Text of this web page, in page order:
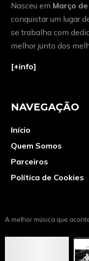
Nasceu em Março
conquistar um lugar
se trabalha com
melhor junto dos
[+info]
NAVEGAÇÃO
Início
Quem Somos
Parceiros
Política de Cookies
A melhor música que